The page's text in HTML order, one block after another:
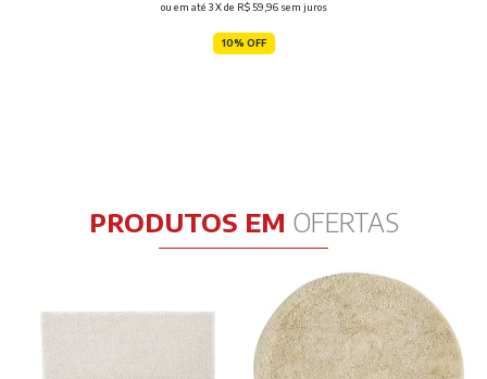
ou em até 3X de R$ 59,96sem juros
10% OFF
PRODUTOS EM OFERTAS